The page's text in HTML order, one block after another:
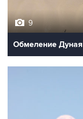
9
Обмеление Дуная